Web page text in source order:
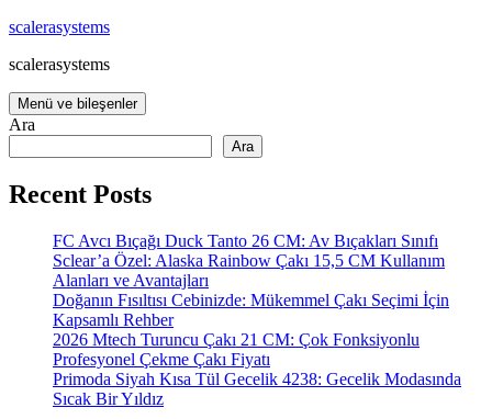
İçeriğe
scalerasystems
scalerasystems
Menü ve bileşenler
Ara
Ara
Recent Posts
FC Avcı Bıçağı Duck Tanto 26 CM: Av Bıçakları Sınıfı
Sclear’a Özel: Alaska Rainbow Çakı 15,5 CM Kullanım
Alanları ve Avantajları
Doğanın Fısıltısı Cebinizde: Mükemmel Çakı Seçimi İçin
Kapsamlı Rehber
2026 Mtech Turuncu Çakı 21 CM: Çok Fonksiyonlu
Profesyonel Çekme Çakı Fiyatı
Primoda Siyah Kısa Tül Gecelik 4238: Gecelik Modasında
Sıcak Bir Yıldız